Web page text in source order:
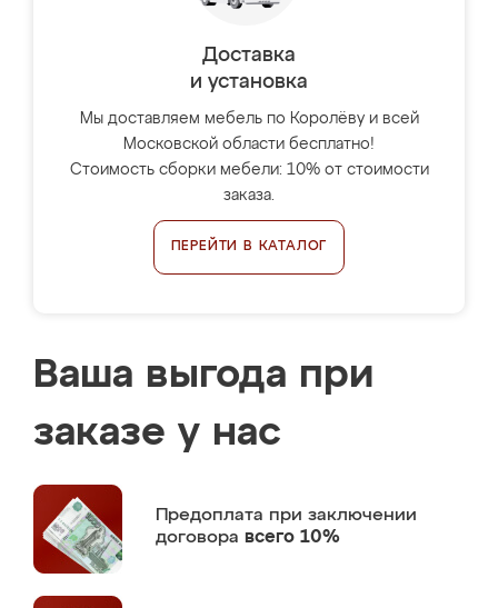
Доставка
и установка
Мы доставляем мебель по Королёву и всей
Московской области бесплатно!
Стоимость сборки мебели: 10% от стоимости
заказа.
ПЕРЕЙТИ В КАТАЛОГ
Ваша выгода при
заказе у нас
Предоплата при заключении
договора всего 10%